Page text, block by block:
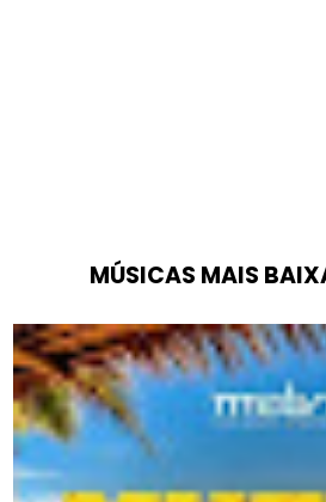
MÚSICAS MAIS